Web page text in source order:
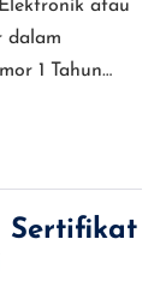
atau
dalam
1 Tahun…
Sertifikat